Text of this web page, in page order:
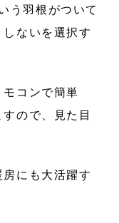
う羽根がついて
ないを選択す
コンで簡単
ので、見た目
にも大活躍す